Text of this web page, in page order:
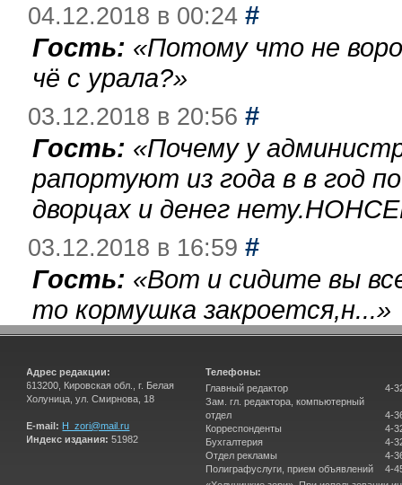
04.12.2018 в 00:24 #
Гость: «Потому что не
чё с урала?»
03.12.2018 в 20:56 #
Гость: «Почему у
рапортуют из года в в год
дворцах и денег
03.12.2018 в 16:59 #
Гость: «Вот и сидите вы
то кормушка закроется,н...»
Адрес редакции:
613200, Кировская обл., г. Белая
Холуница, ул. Смирнова, 18
E-mail: H_zori@mail.ru
Индекс издания: 51982
Телефоны:
Главный редактор
Зам. гл. редактора, компьютерный
отдел
Корреспонденты
Бухгалтерия
Отдел рекламы
Полиграфуслуги, прием объявлений
4-
4-
4-
4-
4-
4-